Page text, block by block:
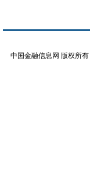
中国金融信息网 版权所有